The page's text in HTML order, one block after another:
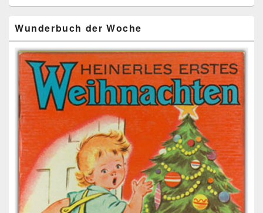
Wunderbuch der Woche